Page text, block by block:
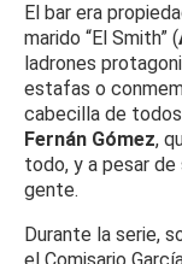
El bar era
marido “El Smith” (
ladrones
estafas o
cabecilla de
Fernán Gómez,
todo, y a pesar
gente.
Durante la serie,